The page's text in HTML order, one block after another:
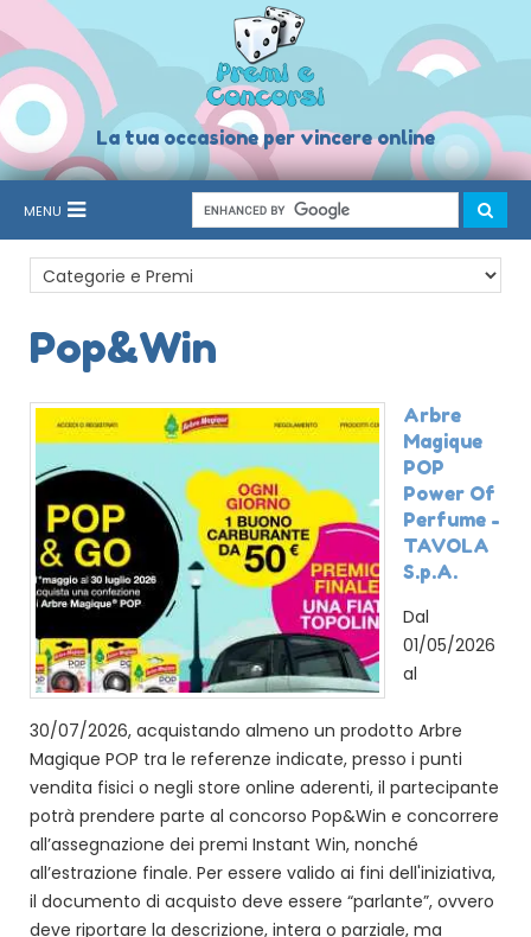
La tua occasione per vincere online
MENU
Pop&Win
Arbre
Magique
POP
Power Of
Perfume -
TAVOLA
S.p.A.
Dal
01/05/2026
al
30/07/2026, acquistando almeno un prodotto Arbre
Magique POP tra le referenze indicate, presso i punti
vendita fisici o negli store online aderenti, il partecipante
potrà prendere parte al concorso Pop&Win e concorrere
all’assegnazione dei premi Instant Win, nonché
all’estrazione finale. Per essere valido ai fini dell'iniziativa,
il documento di acquisto deve essere “parlante”, ovvero
deve riportare la descrizione, intera o parziale, ma